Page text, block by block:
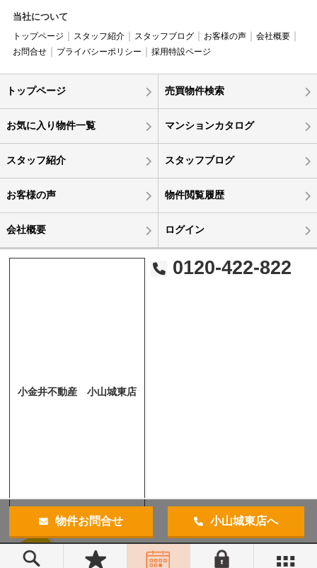
物件お問合せ 小山城東店へ
当社について
トップページ スタッフ紹介 スタッフブログ お客様の声
会社概要
お問合せ
プライバシーポリシー 採用特設ページ
トップページ 売買物件検索
お気に入り物件一覧 マンションカタログ
スタッフ紹介 スタッフブログ
お客様の声 物件閲覧履歴
会社概要 ログイン
小金井不動産 小山城東店
0120-422-822